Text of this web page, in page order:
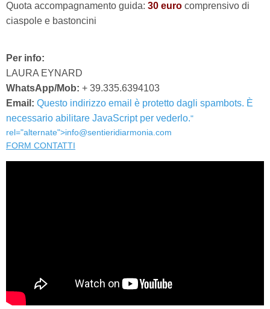
Quota accompagnamento guida: 30 euro comprensivo di
ciaspole e bastoncini
Per info:
LAURA EYNARD
WhatsApp/Mob: + 39.335.6394103
Email: Questo indirizzo email è protetto dagli spambots. È
necessario abilitare JavaScript per vederlo."
rel="alternate">info@sentieridiarmonia.com
FORM CONTATTI